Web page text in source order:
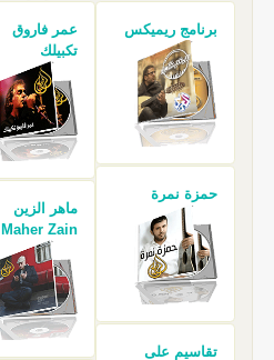
برنامج ريميكس
حمزة نمرة
تقاسيم على
عمر فاروق
تكبيلك
ماهر الزين
Maher Zain